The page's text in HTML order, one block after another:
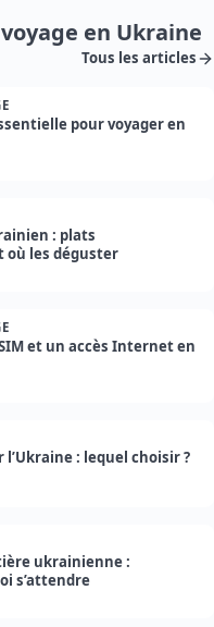
en Ukraine
Tous les articles
pour voyager en
: plats
où les déguster
et un accès Internet en
l’Ukraine : lequel choisir ?
ukrainienne :
s’attendre